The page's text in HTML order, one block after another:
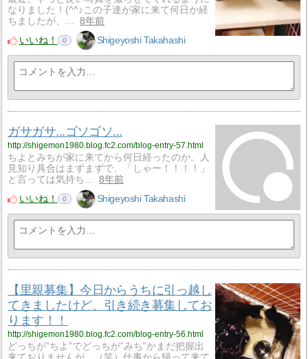
なりました！(^^♪この子達が家に来て何日か経
ちましたが、…
8年前
いいね！
0 Shigeyoshi Takahashi
ガサガサ...ゴソゴソ...
http://shigemon1980.blog.fc2.com/blog-entry-57.html
ちよとみちが家に来てから何日経ったのか。人
見知り具合はまずまずで、「しゃー！！！！」
と言っては気持ち…
8年前
いいね！
0 Shigeyoshi Takahashi
【里親募集】今日からうちに引っ越し
てきましたけど、引き続き募集してお
ります！！
http://shigemon1980.blog.fc2.com/blog-entry-56.html
どっちが”ちよ”でどっちが”みち”かまだ把握出